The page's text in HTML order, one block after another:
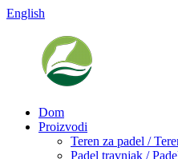
English
Dom
Proizvodi
Teren za padel /
Padel travnjak /